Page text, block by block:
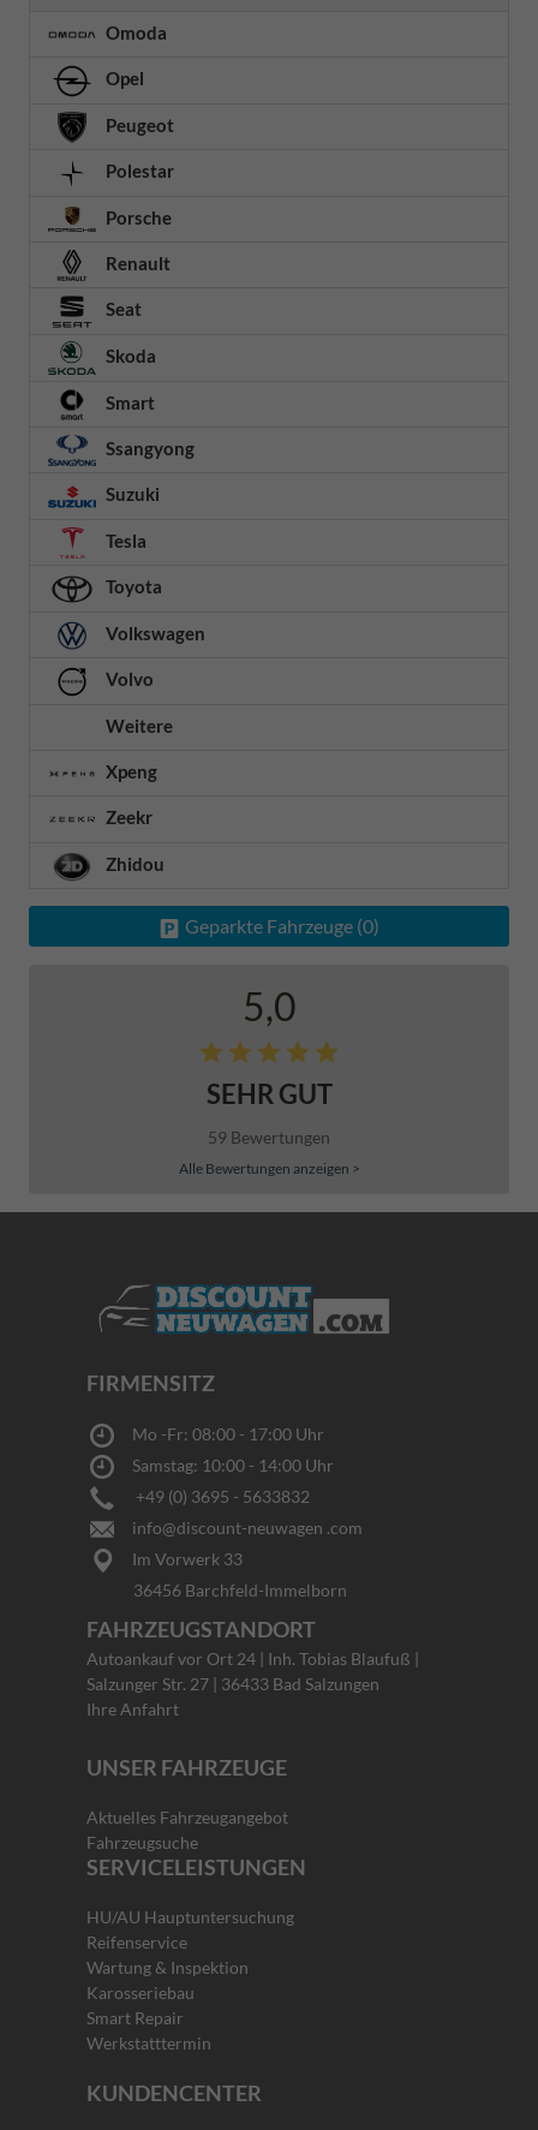
Omoda
Opel
Peugeot
Polestar
Porsche
Renault
Seat
Skoda
Smart
Ssangyong
Suzuki
Tesla
Toyota
Volkswagen
Volvo
Weitere
Xpeng
Zeekr
Zhidou
Geparkte Fahrzeuge (0)
5,0
SEHR GUT
59 Bewertungen
Alle Bewertungen anzeigen >
FIRMENSITZ
Mo -Fr: 08:00 - 17:00 Uhr
Samstag: 10:00 - 14:00 Uhr
+49 (0) 3695 - 5633832
info@discount-neuwagen .com
Im Vorwerk 33
36456 Barchfeld-Immelborn
FAHRZEUGSTANDORT
Autoankauf vor Ort 24 | Inh. Tobias Blaufuß |
Salzunger Str. 27 | 36433 Bad Salzungen
Ihre Anfahrt
UNSER FAHRZEUGE
Aktuelles Fahrzeugangebot
Fahrzeugsuche
SERVICELEISTUNGEN
HU/AU Hauptuntersuchung
Reifenservice
Wartung & Inspektion
Karosseriebau
Smart Repair
Werkstatttermin
KUNDENCENTER